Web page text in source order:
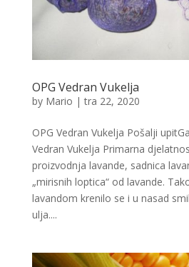
OPG Vedran Vukelja
by Mario |tra 22, 2020
OPG Vedran Vukelja Pošalji
Vedran Vukelja Primarna
proizvodnja lavande, sadnica
„mirisnih loptica“ od lavande.
lavandom krenilo se i u nasad
ulja....